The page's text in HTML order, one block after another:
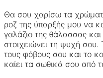
Θα σου χαρίσω τα
ροζ της ύπαρξής μου να
γαλάζιο της θάλασσας
στοιχειώνει τη ψυχή
τους φόβους σου και το
καίει τα σωθικά σου από